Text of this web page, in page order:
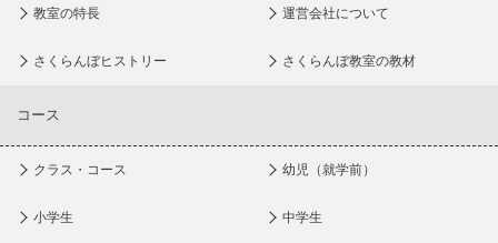
教室の特長 運営会社について
さくらんぼヒストリー さくらんぼ教室の教材
コース
クラス・コース 幼児（就学前）
小学生 中学生